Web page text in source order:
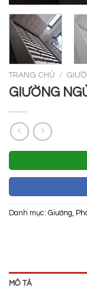
TRANG CHỦ /
GIƯỜNG
Danh mục: Giường,
MÔ TẢ